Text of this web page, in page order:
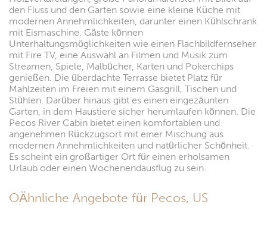
den Fluss und den Garten sowie eine kleine Küche mit
modernen Annehmlichkeiten, darunter einen Kühlschrank
mit Eismaschine. Gäste können
Unterhaltungsmöglichkeiten wie einen Flachbildfernseher
mit Fire TV, eine Auswahl an Filmen und Musik zum
Streamen, Spiele, Malbücher, Karten und Pokerchips
genießen. Die überdachte Terrasse bietet Platz für
Mahlzeiten im Freien mit einem Gasgrill, Tischen und
Stühlen. Darüber hinaus gibt es einen eingezäunten
Garten, in dem Haustiere sicher herumlaufen können. Die
Pecos River Cabin bietet einen komfortablen und
angenehmen Rückzugsort mit einer Mischung aus
modernen Annehmlichkeiten und natürlicher Schönheit.
Es scheint ein großartiger Ort für einen erholsamen
Urlaub oder einen Wochenendausflug zu sein.
OÄhnliche Angebote für Pecos, US